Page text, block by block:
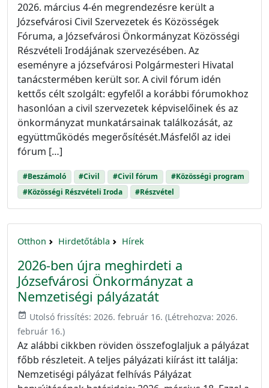
2026. március 4-én megrendezésre került a
Józsefvárosi Civil Szervezetek és Közösségek
Fóruma, a Józsefvárosi Önkormányzat Közösségi
Részvételi Irodájának szervezésében. Az
eseményre a józsefvárosi Polgármesteri Hivatal
tanácstermében került sor. A civil fórum idén
kettős célt szolgált: egyfelől a korábbi fórumokhoz
hasonlóan a civil szervezetek képviselőinek és az
önkormányzat munkatársainak találkozását, az
együttműködés megerősítését.Másfelől az idei
fórum […]
#Beszámoló #Civil #Civil fórum
#Közösségi program
#Közösségi Részvételi Iroda
#Részvétel
Otthon Hirdetőtábla Hírek
2026-ben újra meghirdeti a
Józsefvárosi Önkormányzat a
Nemzetiségi pályázatát
event_available Utolsó frissítés: 2026. február 16. (Létrehozva: 2026.
február 16.)
Az alábbi cikkben röviden összefoglaljuk a pályázat
főbb részleteit. A teljes pályázati kiírást itt találja:
Nemzetiségi pályázat felhívás Pályázat